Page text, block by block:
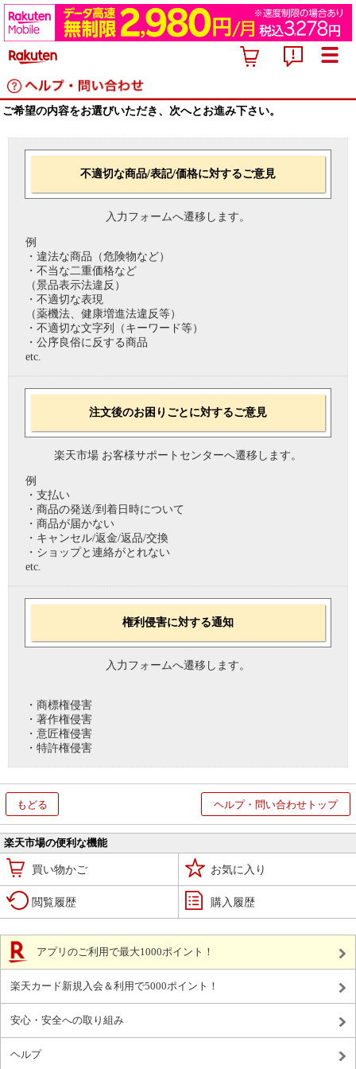
ご希望の内容をお選びいただき、次へとお進み下さい。
不適切な商品/表記/価格に対するご意見
入力フォームへ遷移します。
例
・違法な商品（危険物など）
・不当な二重価格など
（景品表示法違反）
・不適切な表現
（薬機法、健康増進法違反等）
・不適切な文字列（キーワード等）
・公序良俗に反する商品
etc.
注文後のお困りごとに対するご意見
楽天市場 お客様サポートセンターへ遷移します。
例
・支払い
・商品の発送/到着日時について
・商品が届かない
・キャンセル/返金/返品/交換
・ショップと連絡がとれない
etc.
権利侵害に対する通知
入力フォームへ遷移します。
・商標権侵害
・著作権侵害
・意匠権侵害
・特許権侵害
もどる ヘルプ・問い合わせトップ
楽天市場の便利な機能
買い物かご お気に入り
閲覧履歴 購入履歴
アプリのご利用で最大1000ポイント！
楽天カード新規入会＆利用で5000ポイント！
安心・安全への取り組み
ヘルプ